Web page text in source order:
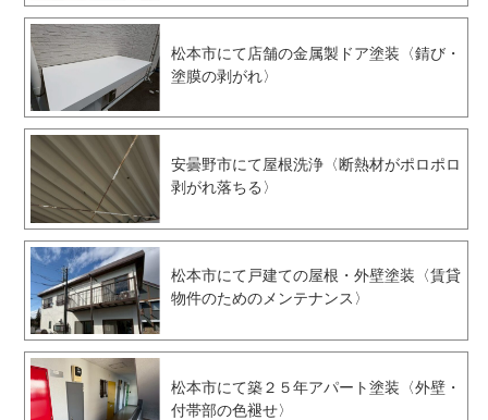
松本市にて店舗の金属製ドア塗装〈錆び・
塗膜の剥がれ〉
安曇野市にて屋根洗浄〈断熱材がポロポロ
剥がれ落ちる〉
松本市にて戸建ての屋根・外壁塗装〈賃貸
物件のためのメンテナンス〉
松本市にて築２５年アパート塗装〈外壁・
付帯部の色褪せ〉